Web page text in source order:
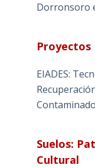
Dorronsoro
Proyectos
EIADES:
Suelos:
Cultural